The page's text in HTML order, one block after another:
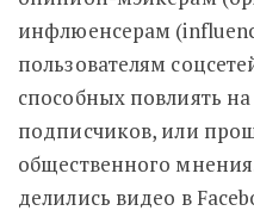
инфлюенсерам
пользователям
способных повлиять
подписчиков, или
общественного
делились видео в